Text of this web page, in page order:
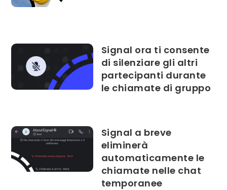
Signal ora ti consente
di silenziare gli altri
partecipanti durante
le chiamate di gruppo
Signal a breve
eliminerà
automaticamente le
chiamate nelle chat
temporanee